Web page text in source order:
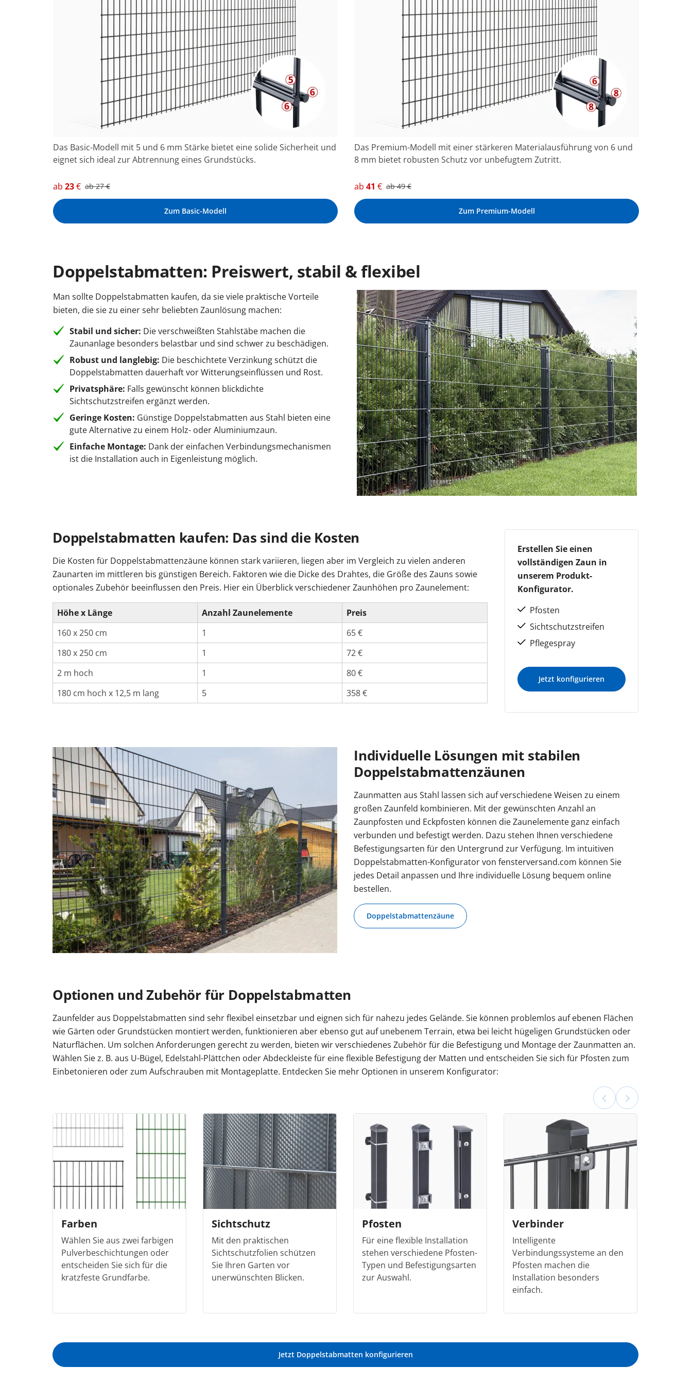
Das Basic-Modell mit 5 und 6 mm Stärke bietet eine solide Sicherheit und
eignet sich ideal zur Abtrennung eines Grundstücks.
ab 23€ ab27€
Zum Basic-Modell
Das Premium-Modell mit einer stärkeren Materialausführung von 6 und
8 mm bietet robusten Schutz vor unbefugtem Zutritt.
ab 41 € ab49€
Zum Premium-Modell
Doppelstabmatten: Preiswert, stabil & flexibel
Man sollte Doppelstabmatten kaufen, da sie viele praktische Vorteile
bieten, die sie zu einer sehr beliebten Zaunlösung machen:
Stabil und sicher: Die verschweißten Stahlstäbe machen die
Zaunanlage besonders belastbar und sind schwer zu beschädigen.
Robust und langlebig: Die beschichtete Verzinkung schützt die
Doppelstabmatten dauerhaft vor Witterungseinflüssen und Rost.
Privatsphäre: Falls gewünscht können blickdichte
Sichtschutzstreifen ergänzt werden.
Geringe Kosten: Günstige Doppelstabmatten aus Stahl bieten eine
gute Alternative zu einem Holz- oder Aluminiumzaun.
Einfache Montage: Dank der einfachen Verbindungsmechanismen
ist die Installation auch in Eigenleistung möglich.
Doppelstabmatten kaufen: Das sind die Kosten
Die Kosten für Doppelstabmattenzäune können stark variieren, liegen aber im Vergleich zu vielen anderen
Zaunarten im mittleren bis günstigen Bereich. Faktoren wie die Dicke des Drahtes, die Größe des Zauns sowie
optionales Zubehör beeinflussen den Preis. Hier ein Überblick verschiedener Zaunhöhen pro Zaunelement:
Höhe x Länge Anzahl Zaunelemente
Preis
160 x 250 cm
1
65 €
180 x 250 cm
1
72 €
2 m hoch
1
80 €
180 cm hoch x 12,5 m lang
5 358 €
Erstellen Sie einen
vollständigen Zaun in
unserem Produkt-
Konfigurator.
Pfosten
Sichtschutzstreifen
Pflegespray
Jetzt konfigurieren
Individuelle Lösungen mit stabilen
Doppelstabmattenzäunen
Zaunmatten aus Stahl lassen sich auf verschiedene Weisen zu einem
großen Zaunfeld kombinieren. Mit der gewünschten Anzahl an
Zaunpfosten und Eckpfosten können die Zaunelemente ganz einfach
verbunden und befestigt werden. Dazu stehen Ihnen verschiedene
Befestigungsarten für den Untergrund zur Verfügung. Im intuitiven
Doppelstabmatten-Konfigurator von fensterversand.com können Sie
jedes Detail anpassen und Ihre individuelle Lösung bequem online
bestellen.
Doppelstabmattenzäune
Optionen und Zubehör für Doppelstabmatten
Zaunfelder aus Doppelstabmatten sind sehr flexibel einsetzbar und eignen sich für nahezu jedes Gelände. Sie können problemlos auf ebenen Flächen
wie Gärten oder Grundstücken montiert werden, funktionieren aber ebenso gut auf unebenem Terrain, etwa bei leicht hügeligen Grundstücken oder
Naturflächen. Um solchen Anforderungen gerecht zu werden, bieten wir verschiedenes Zubehör für die Befestigung und Montage der Zaunmatten an.
Wählen Sie z. B. aus U-Bügel, Edelstahl-Plättchen oder Abdeckleiste für eine flexible Befestigung der Matten und entscheiden Sie sich für Pfosten zum
Einbetonieren oder zum Aufschrauben mit Montageplatte. Entdecken Sie mehr Optionen in unserem Konfigurator:
Farben
Wählen Sie aus zwei farbigen
Pulverbeschichtungen oder
entscheiden Sie sich für die
kratzfeste Grundfarbe.
Sichtschutz
Mit den praktischen
Sichtschutzfolien schützen
Sie Ihren Garten vor
unerwünschten Blicken.
Pfosten
Für eine flexible Installation
stehen verschiedene Pfosten-
Typen und Befestigungsarten
zur Auswahl.
Verbinder
Intelligente
Verbindungssysteme an den
Pfosten machen die
Installation besonders
einfach.
Jetzt Doppelstabmatten konfigurieren